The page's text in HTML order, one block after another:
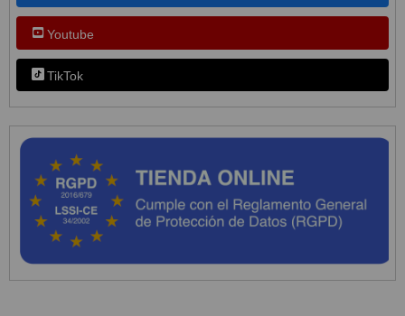
Youtube
TikTok